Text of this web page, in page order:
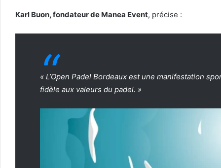
Karl Buon, fondateur de Manea Event, précise :
« L’Open Padel Bordeaux est une manifestation
fidèle aux valeurs du padel. »